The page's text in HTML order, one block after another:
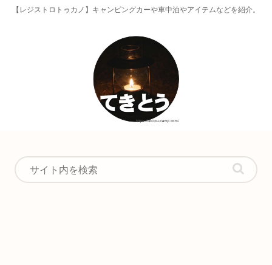
【レジストロトゥカノ】キャンピングカーや車中泊やアイテムなどを紹介。